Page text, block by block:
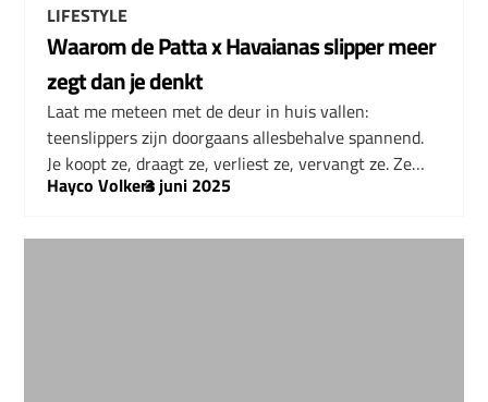
LIFESTYLE
Waarom de Patta x Havaianas slipper meer
zegt dan je denkt
Laat me meteen met de deur in huis vallen:
teenslippers zijn doorgaans allesbehalve spannend.
Je koopt ze, draagt ze, verliest ze, vervangt ze. Ze…
Hayco Volkers
–
3 juni 2025